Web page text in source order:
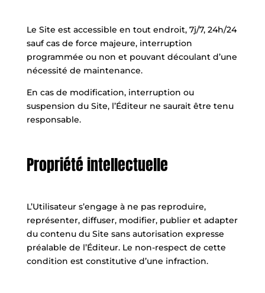
Le Site est accessible en tout endroit, 7j/7, 24h/24
sauf cas de force majeure, interruption
programmée ou non et pouvant découlant d’une
nécessité de maintenance.
En cas de modification, interruption ou
suspension du Site, l’Éditeur ne saurait être tenu
responsable.
Propriété intellectuelle
L’Utilisateur s’engage à ne pas reproduire,
représenter, diffuser, modifier, publier et adapter
du contenu du Site sans autorisation expresse
préalable de l’Éditeur. Le non-respect de cette
condition est constitutive d’une infraction.